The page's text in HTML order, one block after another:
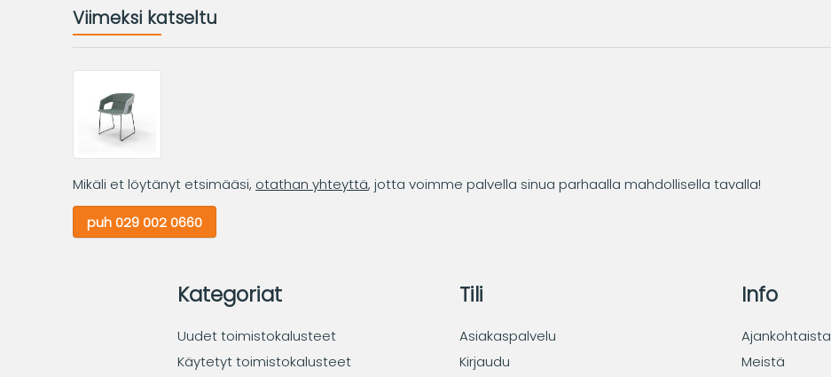
Viimeksi katseltu
Mikäli et löytänyt etsimääsi, otathan yhteyttä, jotta voimme palvella sinua parhaalla mahdollisella tavalla!
puh 029 002 0660
Kategoriat
Uudet toimistokalusteet
Käytetyt toimistokalusteet
Tili
Asiakaspalvelu
Kirjaudu
Info
Ajankohtaista
Meistä